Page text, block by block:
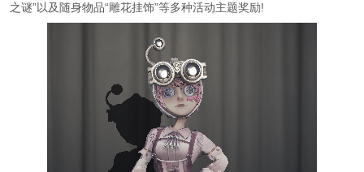
之谜”以及随身物品“雕花挂饰”等多种活动主题奖励!